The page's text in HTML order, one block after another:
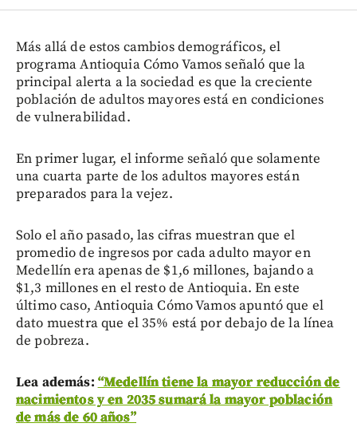
Más allá de estos cambios demográficos, el
programa Antioquia Cómo Vamos señaló que la
principal alerta a la sociedad es que la creciente
población de adultos mayores está en condiciones
de vulnerabilidad.
En primer lugar, el informe señaló que solamente
una cuarta parte de los adultos mayores están
preparados para la vejez.
Solo el año pasado, las cifras muestran que el
promedio de ingresos por cada adulto mayor en
Medellín era apenas de $1,6 millones, bajando a
$1,3 millones en el resto de Antioquia. En este
último caso, Antioquia Cómo Vamos apuntó que el
dato muestra que el 35% está por debajo de la línea
de pobreza.
Lea además: “Medellín tiene la mayor reducción de
nacimientos y en 2035 sumará la mayor población
de más de 60 años”